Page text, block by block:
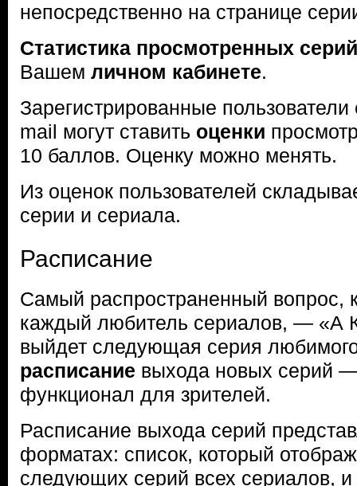
непосредственно на странице
Статистика просмотренных серий
Вашем личном кабинете.
Зарегистрированные
mail могут ставить оценки
10 баллов. Оценку можно менять.
Из оценок пользователей
серии и сериала.
Расписание
Самый распространенный вопрос,
каждый любитель сериалов, — «А
выйдет следующая серия
расписание выхода новых серий
функционал для зрителей.
Расписание выхода серий
форматах: список, который
следующих серий всех сериалов, и